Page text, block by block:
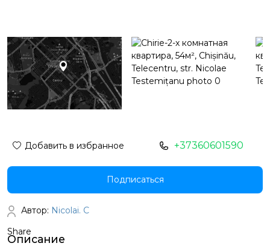
Описание
Добавить в избранное +37360601590
Подписаться
Автор: Nicolai. C
Share